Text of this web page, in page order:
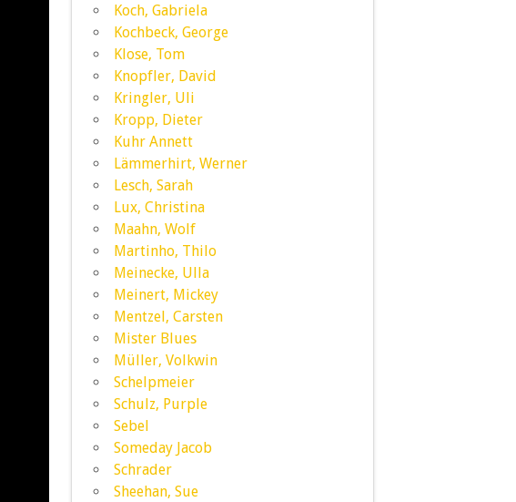
Koch, Gabriela
Kochbeck, George
Klose, Tom
Knopfler, David
Kringler, Uli
Kropp, Dieter
Kuhr Annett
Lämmerhirt, Werner
Lesch, Sarah
Lux, Christina
Maahn, Wolf
Martinho, Thilo
Meinecke, Ulla
Meinert, Mickey
Mentzel, Carsten
Mister Blues
Müller, Volkwin
Schelpmeier
Schulz, Purple
Sebel
Someday Jacob
Schrader
Sheehan, Sue